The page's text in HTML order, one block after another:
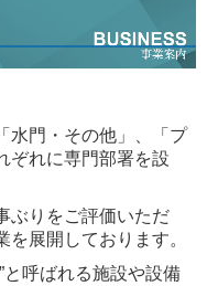
水門・その他」、「プ
ぞれに専門部署を設
ぶりをご評価いただ
展開しております。
と呼ばれる施設や設備